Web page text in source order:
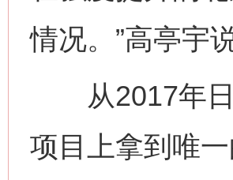
情况。”高亭宇说
从2017年日
项目上拿到唯